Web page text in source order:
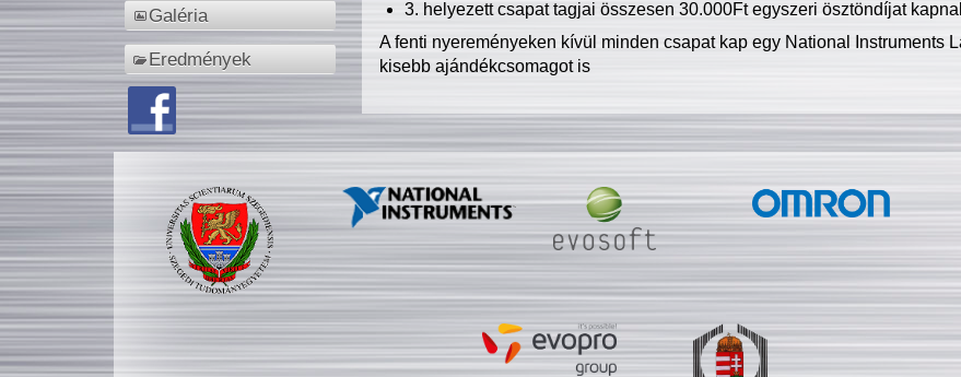
Galéria
Eredmények
3. helyezett csapat tagjai összesen 30.000Ft egyszeri ösztöndíjat
A fenti nyereményeken kívül minden csapat kap egy National Instruments
kisebb ajándékcsomagot is